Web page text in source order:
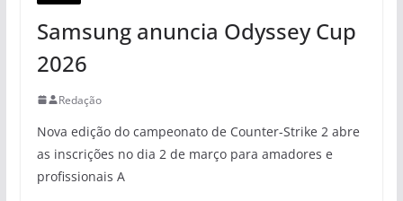
Samsung anuncia Odyssey Cup
2026
Redação
Nova edição do campeonato de Counter-Strike 2 abre
as inscrições no dia 2 de março para amadores e
profissionais A